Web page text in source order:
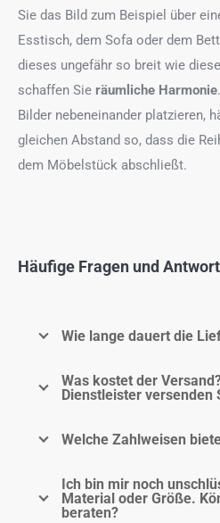
Sie das Bild zum Beispiel über
Esstisch, dem Sofa oder dem
dieses ungefähr so breit wie
schaffen Sie räumliche Harmonie
Bilder nebeneinander platzieren,
gleichen Abstand so, dass die
dem Möbelstück abschließt.
Häufige Fragen und
Wie lange dauert die
Was kostet der
Dienstleister versenden
Welche Zahlweisen
Ich bin mir noch
Material oder Größe.
beraten?